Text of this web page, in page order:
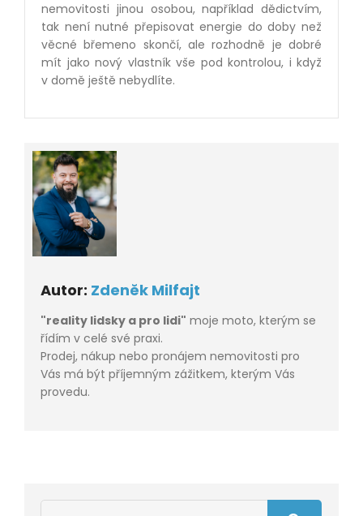
nemovitosti jinou osobou, například dědictvím,
tak není nutné přepisovat energie do doby než
věcné břemeno skončí, ale rozhodně je dobré
mít jako nový vlastník vše pod kontrolou, i když
v domě ještě nebydlíte.
Autor: Zdeněk Milfajt
"reality lidsky a pro lidi" moje moto, kterým se
řídím v celé své praxi.
Prodej, nákup nebo pronájem nemovitosti pro
Vás má být příjemným zážitkem, kterým Vás
provedu.